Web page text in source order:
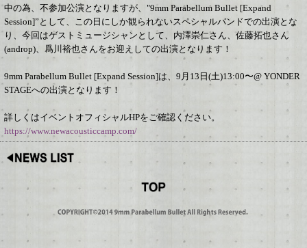
中の為、不参加公演となりますが、"9mm Parabellum Bullet [Expand
Session]”として、この日にしか観られないスペシャルバンドでの出演とな
り、今回はゲストミュージシャンとして、内澤崇仁さん、佐藤拓也さん
(androp)、爲川裕也さんをお迎えしての出演となります！
9mm Parabellum Bullet [Expand Session]は、9月13日(土)13:00〜@ YONDER
STAGEへの出演となります！
詳しくはイベントオフィシャルHPをご確認ください。
https://www.newacousticcamp.com/